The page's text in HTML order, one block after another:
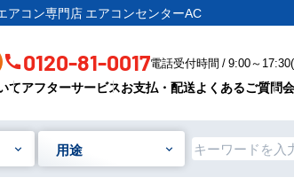
アコン専門店 エアコンセンターAC
0120-81-0017電話受付時間 / 9:00～
てアフターサービスお支払・配送よくあるご質問
用途